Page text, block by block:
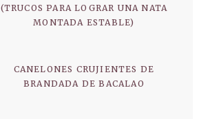
(TRUCOS PARA LOGRAR UNA NATA
MONTADA ESTABLE)
CANELONES CRUJIENTES DE
BRANDADA DE BACALAO